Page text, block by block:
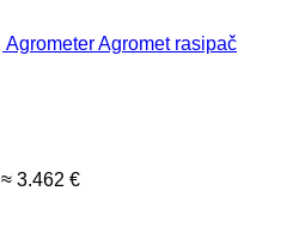
Agrometer Agromet rasipač
≈ 3.462 €